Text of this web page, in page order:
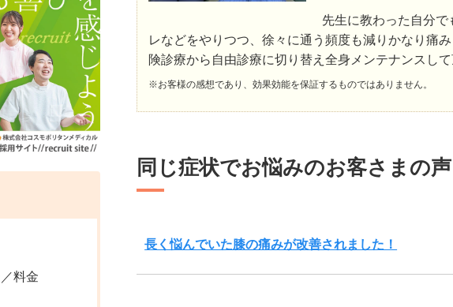
先生に教わった自分
レなどをやりつつ、徐々に通う頻度も減りかなり痛
険診療から自由診療に切り替え全身メンテナンスし
※お客様の感想であり、効果効能を保証するものではありません。
同じ症状でお悩みのお客さまの声
長く悩んでいた膝の痛みが改善されました！
料金